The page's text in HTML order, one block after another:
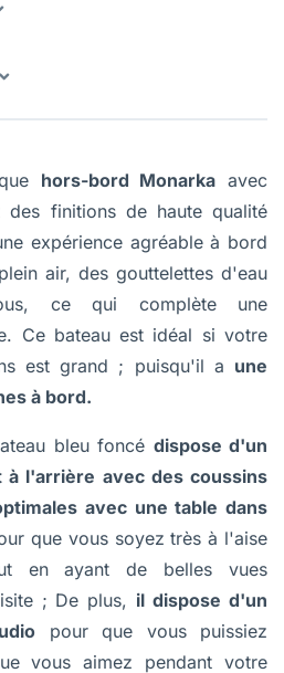
hors-bord Monarka avec
des finitions de haute qualité
expérience agréable à bord
air, des gouttelettes d'eau
ce qui complète une
Ce bateau est idéal si votre
est grand ; puisqu'il a une
à bord.
bleu foncé dispose d'un
à l'arrière avec des coussins
avec une table dans
que vous soyez très à l'aise
en ayant de belles vues
; De plus, il dispose d'un
pour que vous puissiez
vous aimez pendant votre